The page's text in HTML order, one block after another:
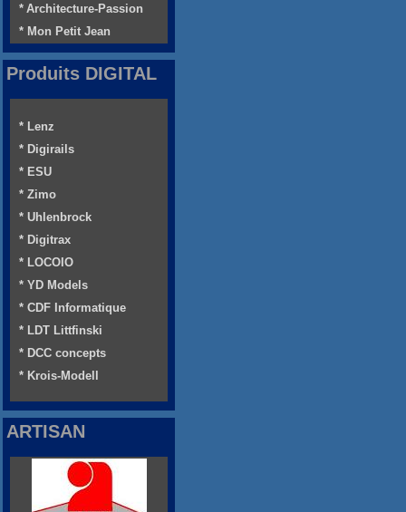
* Architecture-Passion
* Mon Petit Jean
Produits DIGITAL
* Lenz
* Digirails
* ESU
* Zimo
* Uhlenbrock
* Digitrax
* LOCOIO
* YD Models
* CDF Informatique
* LDT Littfinski
* DCC concepts
* Krois-Modell
ARTISAN